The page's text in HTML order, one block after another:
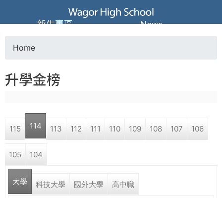
Jump to navigation
葳
格
高
學
o
a
r
e
Home
升學金榜
115 114 113 112 111 110 109 108 107 106
105 104
大學 科技大學 國外大學 高中職
新生專區 News